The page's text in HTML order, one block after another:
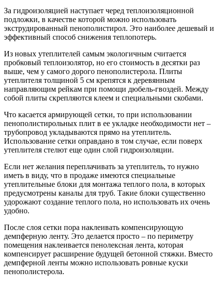
За гидроизоляцией наступает черед теплоизоляционной
подложки, в качестве которой можно использовать
экструдированный пенополистирол. Это наиболее дешевый и
эффективный способ снижения теплопотерь.
Из новых утеплителей самым экологичным считается
пробковый теплоизолятор, но его стоимость в десятки раз
выше, чем у самого дорого пенополистерола. Плиты
утеплителя толщиной 5 см крепятся к деревянным
направляющим рейкам при помощи дюбель-гвоздей. Между
собой плиты скрепляются клеем и специальными скобами.
Что касается армирующей сетки, то при использовании
пенополистирольных плит в ее укладке необходимости нет –
трубопровод укладываются прямо на утеплитель.
Использование сетки оправдано в том случае, если поверх
утеплителя стелют еще один слой гидроизоляции.
Если нет желания переплачивать за утеплитель, то нужно
иметь в виду, что в продаже имеются специальные
утеплительные блоки для монтажа теплого пола, в которых
предусмотрены каналы для труб. Такие блоки существенно
удорожают создание теплого пола, но использовать их очень
удобно.
После слоя сетки пора наклеивать компенсирующую
демпферную ленту. Это делается просто – по периметру
помещения наклеивается пенолексная лента, которая
компенсирует расширение будущей бетонной стяжки. Вместо
демпферной ленты можно использовать ровные куски
пенополистерола.